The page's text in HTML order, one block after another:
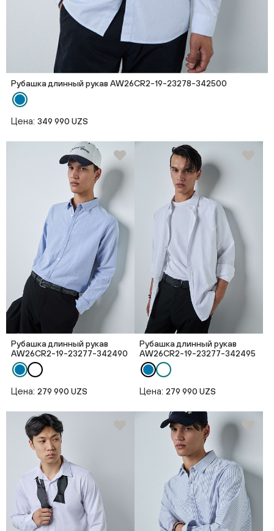
Рубашка длинный рукав AW26CR2-19-23278-342500
Цена: 349 990 UZS
Рубашка длинный рукав
AW26CR2-19-23277-342490
Цена: 279 990 UZS
Рубашка длинный рукав
AW26CR2-19-23277-342495
Цена: 279 990 UZS